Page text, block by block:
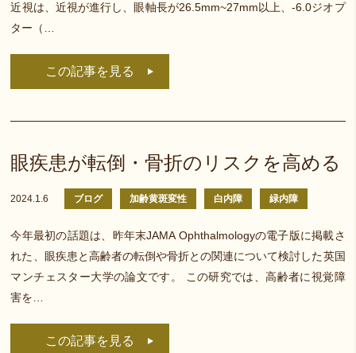
近視は、近視が進行し、眼軸長が26.5mm~27mm以上、-6.0ジオプ
ター（…
この記事を見る
眼疾患が転倒・骨折のリスクを高める
2024.1.6 ブログ 加齢黄斑変性 白内障 緑内障
今年最初の話題は、昨年末JAMA Ophthalmologyの電子版に掲載さ
れた、眼疾患と高齢者の転倒や骨折との関連について検討した英国
マンチェスター大学の論文です。 この研究では、高齢者に視覚障
害を…
この記事を見る